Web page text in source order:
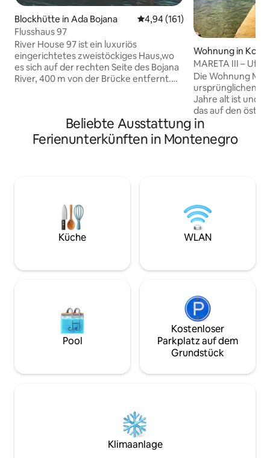
Blockhütte in Ada Bojana Durchschnittliche Bewertung:
4,94 (161)
Flusshaus 97
River House 97 ist ein luxuriös
eingerichtetes zweistöckiges Haus,wo
es sich auf der rechten Seite des Bojana
River, 400 m von der Brücke entfernt.
Kanälen,WLAN, eine Küche mit einem
Esszimmer, einen langsameren, einen
Kühlschrank, einen Kühlschrank, einen
Esszimmer und Handtüchern befindet.
Im Erdgeschoss befinden sich zwei
Schlafzimmer, ein Badezimmer und eine
Terrasse mit einer schönen Aussicht.
Wohnung in Kotor
MARETA III –
Die Wohnung
ursprünglichen
Jahre alt ist und
das auf den
Karten aus dem
existiert. Das
mediterranen Stil
ein
Sofa, WLAN,
TV, eine
rustikale Küche,
Beliebte Ausstattung in
Ferienunterkünften in Montenegro
Küche WLAN
Pool
Kostenloser
Parkplatz auf dem
Grundstück
Klimaanlage